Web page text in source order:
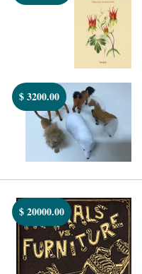
$3200.00
$20000.00